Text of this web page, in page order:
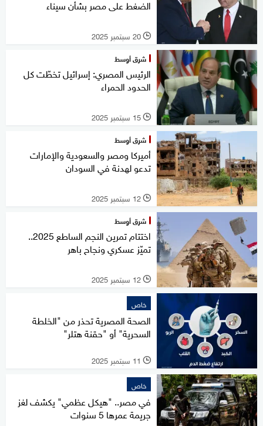
الضغط على مصر بشأن سيناء
l 20 سبتمبر 2025
شرق أوسط
الرئيس المصري: إسرائيل تخطّت كل
الحدود الحمراء
l 15 سبتمبر 2025
شرق أوسط
أميركا ومصر والسعودية والإمارات
تدعو لهدنة في السودان
l 12 سبتمبر 2025
شرق أوسط
اختتام تمرين النجم الساطع 2025..
تميّز عسكري ونجاح باهر
l 12 سبتمبر 2025
خاص
الصحة المصرية تحذر من "الخلطة
السحرية" أو "حقنة هتلر"
l 11 سبتمبر 2025
خاص
في مصر.. "هيكل عظمي" يكشف لغز
جريمة عمرها 5 سنوات